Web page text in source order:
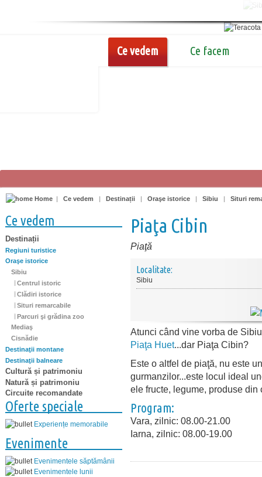
Ce vedem Ce facem
Home | Ce vedem | Destinații | Oraşe istorice | Sibiu | Situri
Ce vedem
Destinații
Regiuni turistice
Oraşe istorice
Sibiu
Centrul istoric
Clădiri istorice
Situri remarcabile
Parcuri şi grădina zoo
Mediaş
Cisnădie
Destinaţii montane
Destinaţii balneare
Cultură și patrimoniu
Natură și patrimoniu
Circuite recomandate
Oferte speciale
Experiențe memorabile
Evenimente
Evenimentele săptămânii
Evenimentele lunii
Piaţa Cibin
Piaţă
Localitate:
Sibiu
Atunci când vine vorba de
Piaţa Huet...dar Piaţa Cibin?
Este o altfel de piaţă, nu este
gurmanzilor...este locul ideal
ele fructe, legume, produse
Program:
Vara, zilnic: 08.00-21.00
Iarna, zilnic: 08.00-19.00